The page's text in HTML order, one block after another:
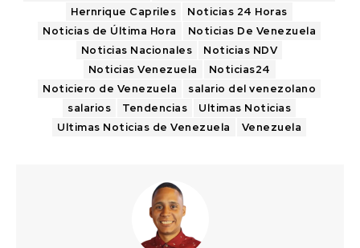
Hernrique Capriles
Noticias 24 Horas
Noticias de Última Hora
Noticias De Venezuela
Noticias Nacionales
Noticias NDV
Noticias Venezuela
Noticias24
Noticiero de Venezuela
salario del venezolano
salarios
Tendencias
Ultimas Noticias
Ultimas Noticias de Venezuela
Venezuela